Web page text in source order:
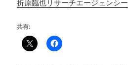
折原臨也リサーチエージェンシー
共有: